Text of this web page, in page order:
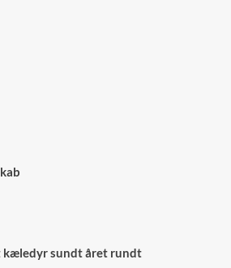
kæledyr sundt året rundt